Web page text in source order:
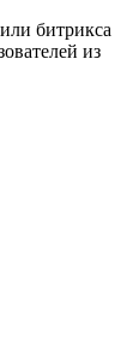
битрикса
из